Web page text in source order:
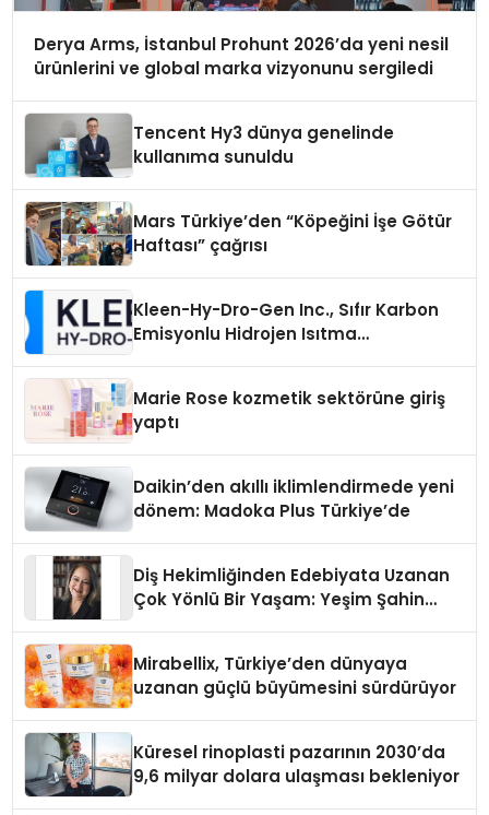
Derya Arms, İstanbul Prohunt 2026’da yeni nesil
ürünlerini ve global marka vizyonunu sergiledi
Tencent Hy3 dünya genelinde
kullanıma sunuldu
Mars Türkiye’den “Köpeğini İşe Götür
Haftası” çağrısı
Kleen-Hy-Dro-Gen Inc., Sıfır Karbon
Emisyonlu Hidrojen Isıtma
Marie Rose kozmetik sektörüne giriş
yaptı
Daikin’den akıllı iklimlendirmede yeni
dönem: Madoka Plus Türkiye’de
Diş Hekimliğinden Edebiyata Uzanan
Çok Yönlü Bir Yaşam: Yeşim Şahin
Mirabellix, Türkiye’den dünyaya
uzanan güçlü büyümesini sürdürüyor
Küresel rinoplasti pazarının 2030’da
9,6 milyar dolara ulaşması bekleniyor